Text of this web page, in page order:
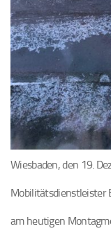
Wiesbaden, den 19.
Mobilitätsdienstleister
am heutigen